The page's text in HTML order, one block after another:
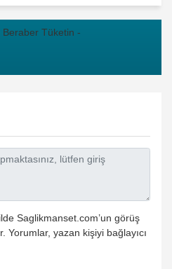
Saglikmanset.com’un görüş
Yorumlar, yazan kişiyi bağlayıcı